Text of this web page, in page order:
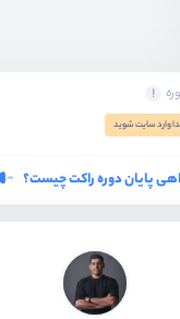
وارد سایت شوید
پایان دوره راکت چیست؟